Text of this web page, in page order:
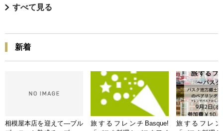
すべて見る
新着
相模屋本店を迎えて―ブル
旅するフレンチBasque!
旅するフレン